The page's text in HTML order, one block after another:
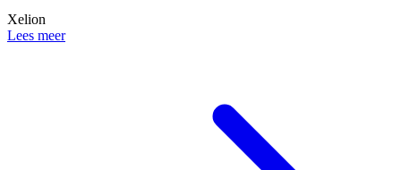
Xelion
Lees meer